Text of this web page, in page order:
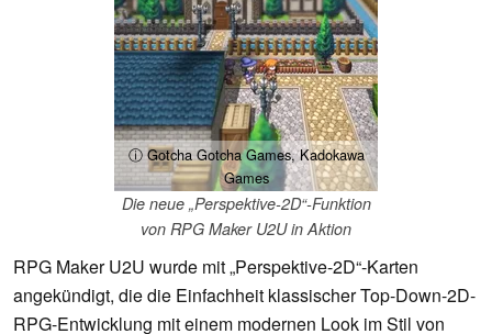
ⓘ Gotcha Gotcha Games, Kadokawa
Games
Die neue „Perspektive-2D“-Funktion
von RPG Maker U2U in Aktion
RPG Maker U2U wurde mit „Perspektive-2D“-Karten
angekündigt, die die Einfachheit klassischer Top-Down-2D-
RPG-Entwicklung mit einem modernen Look im Stil von